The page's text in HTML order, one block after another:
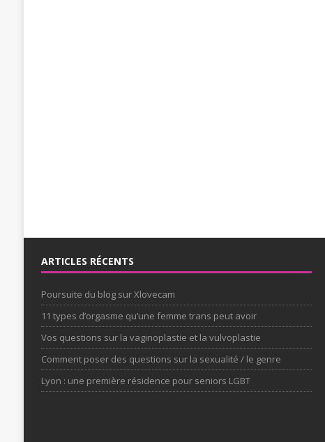
ARTICLES RÉCENTS
Poursuite du blog sur Xlovecam
11 types d’orgasme qu’une femme trans peut avoir
Vos questions sur la vaginoplastie et la vulvoplastie
Comment poser des questions sur la sexualité / le genre
Lyon : une première résidence pour seniors LGBT